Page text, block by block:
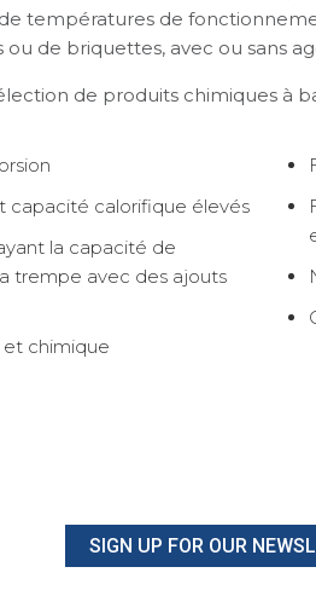
températures de
de briquettes, avec ou sans
de produits chimiques à
capacité calorifique élevés
la capacité de
trempe avec des ajouts
chimique
SIGN UP FOR OUR